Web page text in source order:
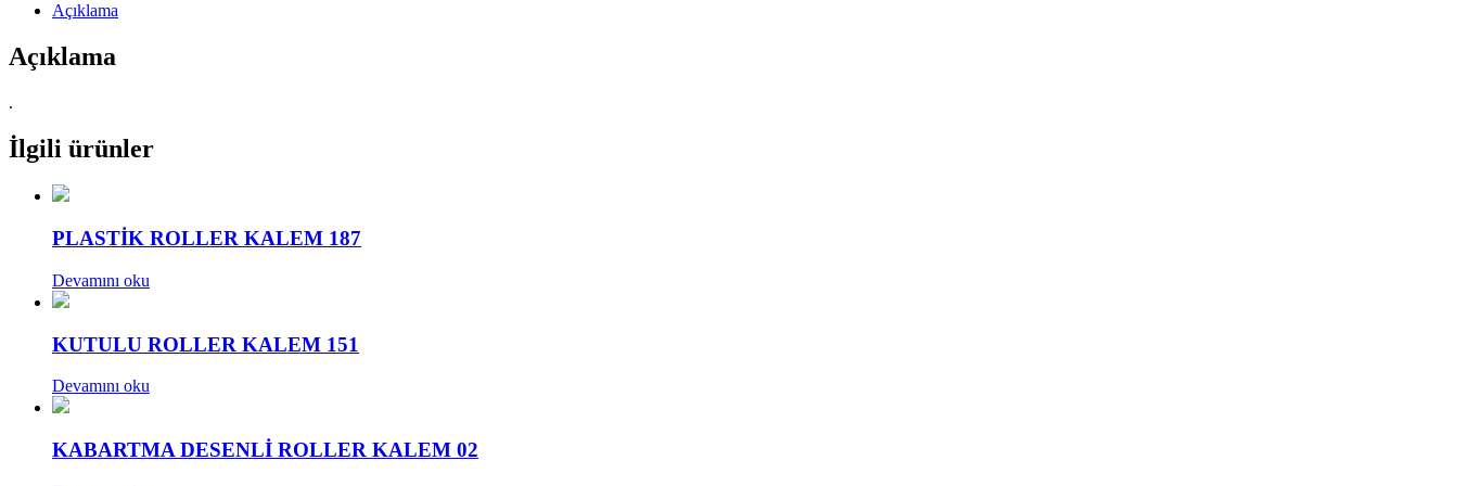
Açıklama
Açıklama
.
İlgili ürünler
PLASTİK ROLLER KALEM 187
Devamını oku
KUTULU ROLLER KALEM 151
Devamını oku
KABARTMA DESENLİ ROLLER KALEM 02